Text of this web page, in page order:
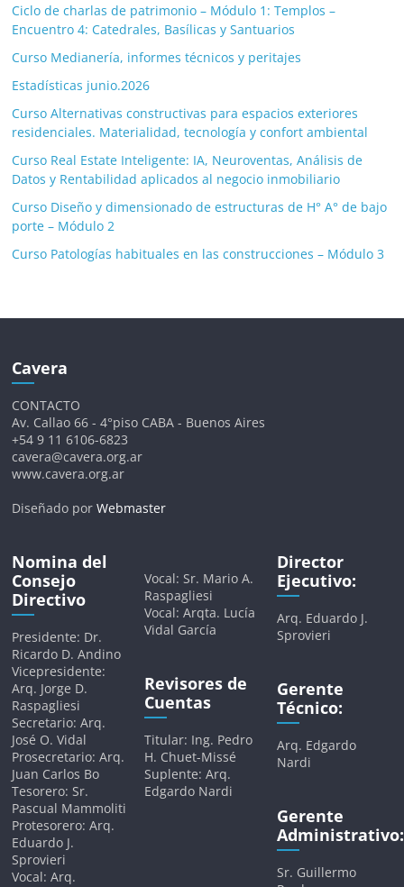
Ciclo de charlas de patrimonio – Módulo 1: Templos –
Encuentro 4: Catedrales, Basílicas y Santuarios
Curso Medianería, informes técnicos y peritajes
Estadísticas junio.2026
Curso Alternativas constructivas para espacios exteriores
residenciales. Materialidad, tecnología y confort ambiental
Curso Real Estate Inteligente: IA, Neuroventas, Análisis de
Datos y Rentabilidad aplicados al negocio inmobiliario
Curso Diseño y dimensionado de estructuras de H° A° de bajo
porte – Módulo 2
Curso Patologías habituales en las construcciones – Módulo 3
Cavera
CONTACTO
Av. Callao 66 - 4°piso CABA - Buenos Aires
+54 9 11 6106-6823
cavera@cavera.org.ar
www.cavera.org.ar
Diseñado porWebmaster
Nomina del
Consejo
Directivo
Presidente: Dr.
Ricardo D. Andino
Vicepresidente:
Arq. Jorge D.
Raspagliesi
Secretario: Arq.
José O. Vidal
Prosecretario: Arq.
Juan Carlos Bo
Tesorero: Sr.
Pascual Mammoliti
Protesorero: Arq.
Eduardo J.
Sprovieri
Vocal: Arq.
Vocal: Sr. Mario A.
Raspagliesi
Vocal: Arqta. Lucía
Vidal García
Revisores de
Cuentas
Titular: Ing. Pedro
H. Chuet-Missé
Suplente: Arq.
Edgardo Nardi
Director
Ejecutivo:
Arq. Eduardo J.
Sprovieri
Gerente
Técnico:
Arq. Edgardo
Nardi
Gerente
Administrativo:
Sr. Guillermo